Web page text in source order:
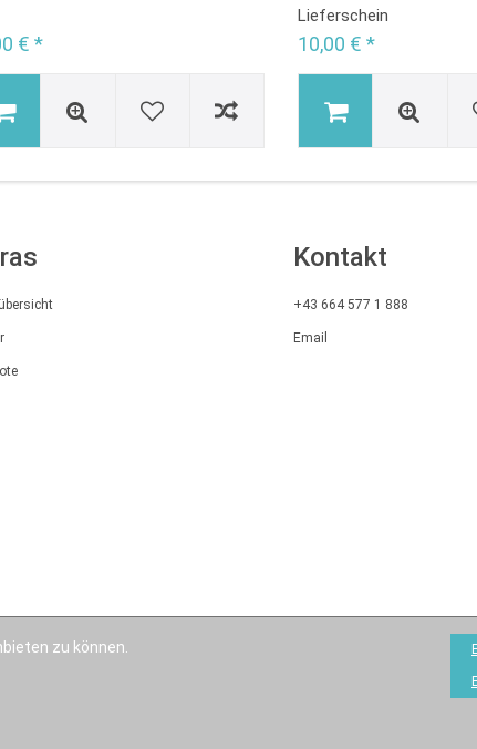
€ *
Lieferschein
10,00 € *
Kontakt
+43 664 577 1 888
Email
zu können.